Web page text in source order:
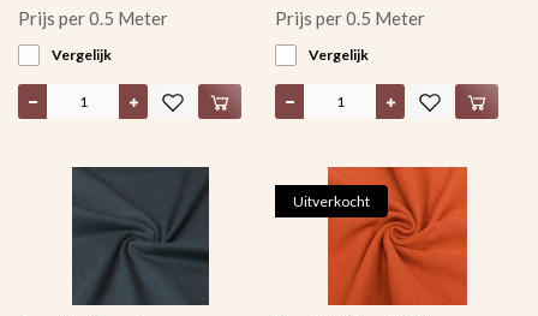
Prijs per 0.5 Meter
Vergelijk
Prijs per 0.5 Meter
Vergelijk
Uitverkocht